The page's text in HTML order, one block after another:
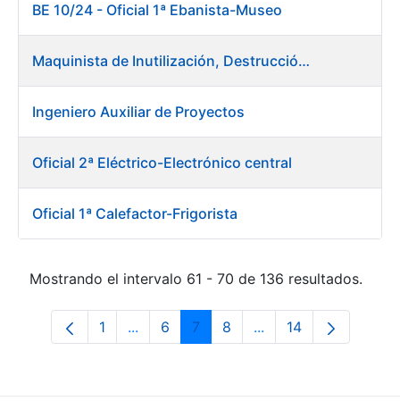
BE 10/24 - Oficial 1ª Ebanista-Museo
Maquinista de Inutilización, Destrucción y Empacado de Papel
Ingeniero Auxiliar de Proyectos
Oficial 2ª Eléctrico-Electrónico central
Oficial 1ª Calefactor-Frigorista
Mostrando el intervalo 61 - 70 de 136 resultados.
Página
1 ...Páginas intermedias Use TAB para
Página
6 Página
7 Página
8 ...Páginas intermedias
Página
14